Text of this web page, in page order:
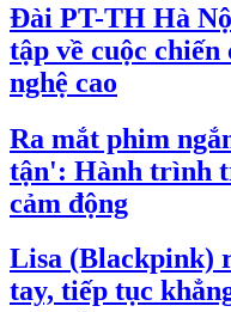
Đài PT-TH Hà
tập về cuộc
nghệ cao
Ra mắt phim
tận': Hành trình
cảm động
Lisa (Blackpink)
tay, tiếp tục